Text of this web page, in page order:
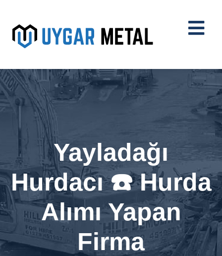
Yayladağı
Hurdacı ☎️ Hurda
Alımı Yapan
Firma